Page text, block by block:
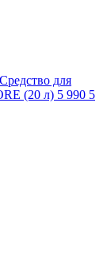
Средство для
(20 л) 5 990 5